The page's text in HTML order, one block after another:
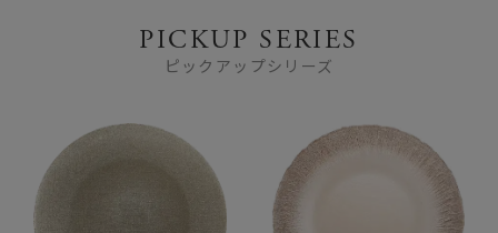
でもご利用いただいています。
PICKUP SERIES
ピックアップシリーズ